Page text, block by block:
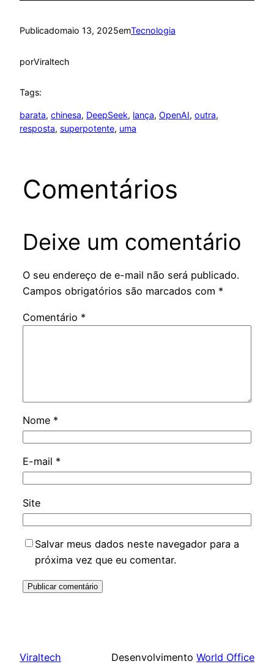
Publicadomaio 13, 2025emTecnologia
porViraltech
Tags:
barata, chinesa, DeepSeek, lança, OpenAI, outra
resposta, superpotente, uma
Comentários
Deixe um comentário
O seu endereço de e-mail não será publicado.
Campos obrigatórios são marcados com *
Comentário *
Nome *
E-mail *
Site
Salvar meus dados neste navegador para a
próxima vez que eu comentar.
Viraltech Desenvolvimento World Office